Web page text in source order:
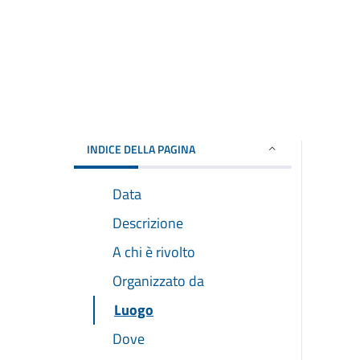
INDICE DELLA PAGINA
Data
Descrizione
A chi è rivolto
Organizzato da
Luogo
Dove